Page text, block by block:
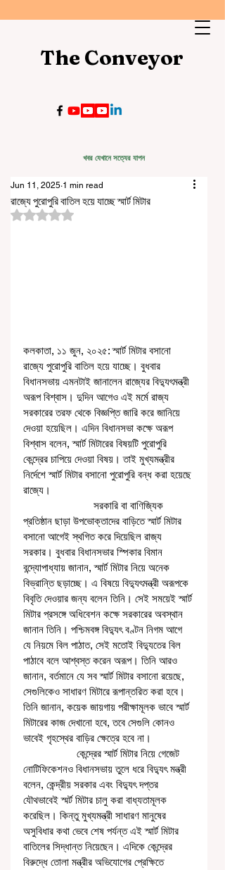
The Conveyor
খবর যেখানে সত্যের যাপন
রাজ্যে পুরোপুরি বাতিল হয়ে যাচ্ছে স্মার্ট মিটার
Jun 11, 2025 1 min read
Rated NaN out of 5 stars.
কলকাতা, ১১ জুন, ২০২৫: স্মার্ট মিটার বসানো
রাজ্যে পুরোপুরি বাতিল হয়ে যাচ্ছে। বুধবার
বিধানসভায় এমনটাই জানালেন রাজ্যের বিদ্যুৎমন্ত্রী
অরূপ বিশ্বাস। দুদিন আগেও এই মর্মে রাজ্য
সরকারের তরফ থেকে বিজ্ঞপ্তি জারি করে জানিয়ে
দেওয়া হয়েছিল। এদিন বিধানসভা কক্ষে অরূপ
বিশ্বাস বলেন, স্মার্ট মিটারের বিষয়টি পুরোপুরি
কেন্দ্রের চাপিয়ে দেওয়া বিষয়। তাই মুখ্যমন্ত্রীর
নির্দেশে স্মার্ট মিটার বসানো পুরোপুরি বন্ধ করা হয়েছে
রাজ্যে।
প্রতিষ্ঠান ছাড়া উপভোক্তাদের বাড়িতে স্মার্ট মিটার
বসানো আগেই স্থগিত করে দিয়েছিল রাজ্য
সরকার। বুধবার বিধানসভার স্পিকার বিমান
বন্দ্যোপাধ্যায় জানান, স্মার্ট মিটার নিয়ে অনেক
বিভ্রান্তি ছড়াচ্ছে। এ বিষয়ে বিদ্যুৎমন্ত্রী অরূপকে
বিবৃতি দেওয়ার জন্য বলেন তিনি। সেই সময়েই স্মার্ট
মিটার প্রসঙ্গে অধিবেশন কক্ষে সরকারের অবস্থান
জানান তিনি। পশ্চিমবঙ্গ বিদ্যুৎ বণ্টন নিগম আগে
যে নিয়মে বিল পাঠাত, সেই মতোই বিদ্যুতের বিল
পাঠাবে বলে আশ্বস্ত করেন অরূপ। তিনি আরও
জানান, বর্তমানে যে সব স্মার্ট মিটার বসানো রয়েছে,
সেগুলিকেও সাধারণ মিটারে রূপান্তরিত করা হবে।
তিনি জানান, কয়েক জায়গায় পরীক্ষামূলক ভাবে স্মার্ট
মিটারের কাজ দেখানো হবে, তবে সেগুলি কোনও
ভাবেই গৃহস্থের বাড়ির ক্ষেত্রে হবে না।
নোটিফিকেশনও বিধানসভায় তুলে ধরে বিদ্যুৎ মন্ত্রী
বলেন, কেন্দ্রীয় সরকার এবং বিদ্যুৎ দপ্তর
যৌথভাবেই স্মর্ট মিটার চালু করা বাধ্যতামূলক
করেছিল। কিন্তু মুখ্যমন্ত্রী সাধারণ মানুষের
অসুবিধার কথা ভেবে শেষ পর্যন্ত এই স্মার্ট মিটার
বাতিলের সিদ্ধান্ত নিয়েছেন। এদিকে কেন্দ্রের
বিরুদ্ধে তোলা মন্ত্রীর অভিযোগের প্রেক্ষিতে